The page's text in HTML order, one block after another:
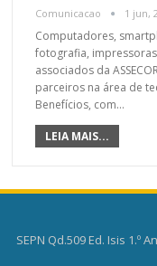
Comunicacao 1 jun,
Computadores,
fotografia,
associados da
parceiros na área de
Benefícios, com…
LEIA MAIS...
SEPN Qd.509 Ed. Isis 1.º